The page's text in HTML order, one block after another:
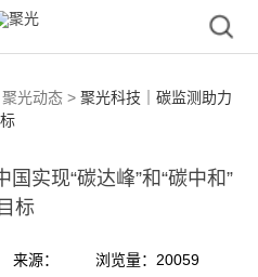
聚光动态 > 聚光科技｜碳监测助力
实现“碳达峰”和“碳中和”
目标
来源： 浏览量：20059